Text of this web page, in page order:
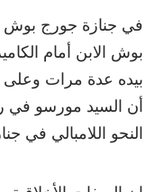
بوش الابن أمام
بيده عدة مرات وعلى
أن السيد مورسو في
النحو اللامبالي في